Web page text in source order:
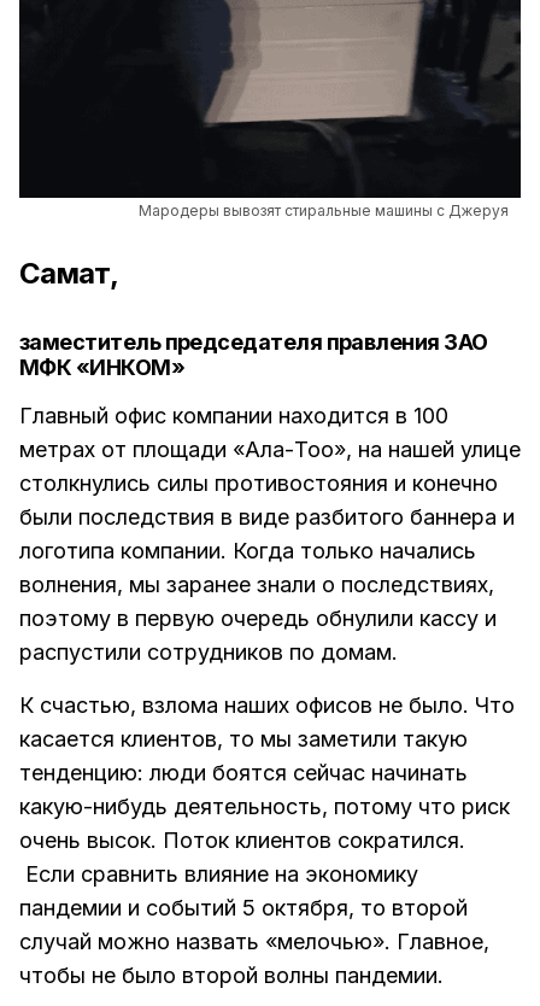
Мародеры вывозят стиральные машины с Джеруя
Самат,
заместитель председателя правления ЗАО
МФК «ИНКОМ»
Главный офис компании находится в 100
метрах от площади «Ала-Тоо», на нашей улице
столкнулись силы противостояния и конечно
были последствия в виде разбитого баннера и
логотипа компании. Когда только начались
волнения, мы заранее знали о последствиях,
поэтому в первую очередь обнулили кассу и
распустили сотрудников по домам.
К счастью, взлома наших офисов не было. Что
касается клиентов, то мы заметили такую
тенденцию: люди боятся сейчас начинать
какую-нибудь деятельность, потому что риск
очень высок. Поток клиентов сократился.
Если сравнить влияние на экономику
пандемии и событий 5 октября, то второй
случай можно назвать «мелочью». Главное,
чтобы не было второй волны пандемии.